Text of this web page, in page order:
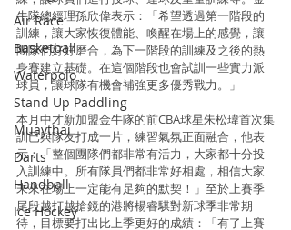
Air Race
Basketball
Waterpolo
Stand Up Paddling
Muaythai
Darts
Handball
Ice Hockey
牛隊總經理孫欣偉表示：「希望透過第一階段的
訓練，讓大家恢復體能、喚醒在場上的感覺，讓
團隊們好好磨合，為下一階段的訓練及之後的熱
身賽建立基礎。在這個階段也會試訓一些實力派
球員，讓球隊有機會補強更多優秀戰力。」
本月中才新加盟金牛隊的前CBA球星朱松瑋首次集
訓已與隊友打成一片，練習氣氛正面融合，他表
示：「整個團隊們都非常有活力，大家都十分投
入訓練中。所有隊員們都非常好相處，相信大家
未來在場上一定能有足夠的默契！」至於上賽季
尾段越打越搶鏡的港將楊睿騏對新球季非常期
待，目標要打出比上季更好的成績：「有了上賽